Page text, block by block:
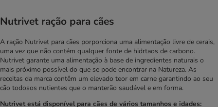
Nutrivet ração para cães
A ração Nutrivet para cães porporciona uma alimentação livre de cerais,
uma vez que não contém qualquer fonte de hidrtaos de carbono.
Nutrivet garante uma alimentação à base de ingredientes naturais o
mais próximo possível do que se pode encontrar na Natureza. As
receitas da marca contêm um elevado teor em carne garantindo ao seu
cão todosos nutientes que o manterão saudável e em forma.
Nutrivet está disponível para cães de vários tamanhos e idades: